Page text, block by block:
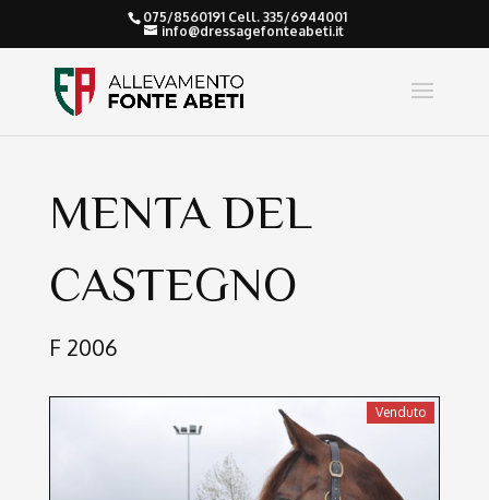
075/8560191 Cell. 335/6944001
info@dressagefonteabeti.it
MENTA DEL
CASTEGNO
F 2006
Venduto